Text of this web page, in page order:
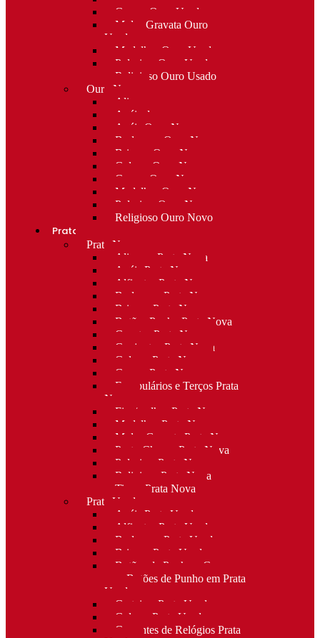
Cruzes Ouro Usado
Molas Gravata Ouro
Usado
Medalhas Ouro Usado
Pulseiras Ouro Usado
Religioso Ouro Usado
Ouro Novo
Alianças
Anéis de curso
Anéis Ouro Novo
Berloques Ouro Novo
Brincos Ouro Novo
Colares Ouro Novo
Cruzes Ouro Novo
Medalhas Ouro Novo
Pulseiras Ouro Novo
Religioso Ouro Novo
Prata
Prata Nova
Alianças Prata Nova
Anéis Prata Nova
Alfinetes Prata Nova
Berloques Prata Nova
Brincos Prata Nova
Botões Punho Prata Nova
Canetas Prata Nova
Conjuntos Prata Nova
Colares Prata Nova
Cruzes Prata Nova
Escapulários e Terços Prata
Nova
Fios/malhas Prata Nova
Medalhas Prata Nova
Molas Gravata Prata Nova
Porta-Chaves Prata Nova
Pulseiras Prata Nova
Religioso Prata Nova
Tiaras Prata Nova
Prata Usada
Anéis Prata Usada
Alfinetes Prata Usada
Berloques Prata Usada
Brincos Prata Usada
Botões de Punho e Capas
para Botões de Punho em Prata
Usada
Carteiras Prata Usada
Colares Prata Usada
Correntes de Relógios Prata